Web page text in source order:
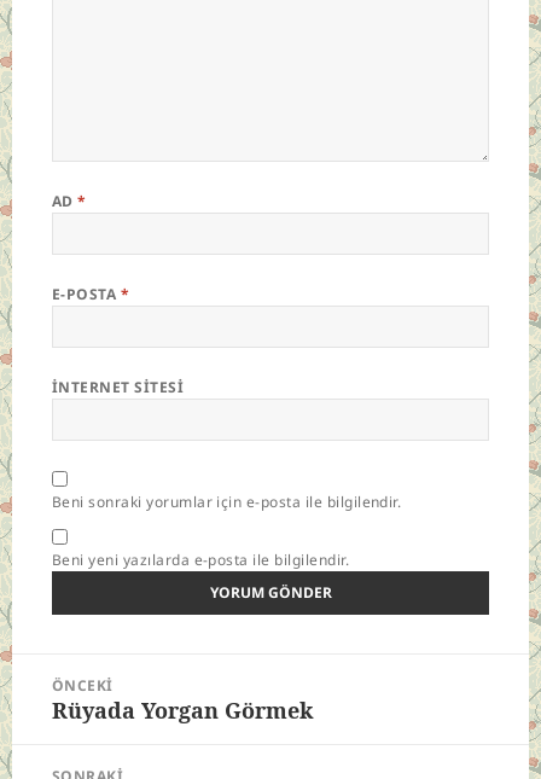
AD*
E-POSTA *
İNTERNET SITESI
Beni sonraki yorumlar için e-posta ile bilgilendir.
Beni yeni yazılarda e-posta ile bilgilendir.
Yazı
gezinmesi
ÖNCEKI
Önceki
Rüyada Yorgan Görmek